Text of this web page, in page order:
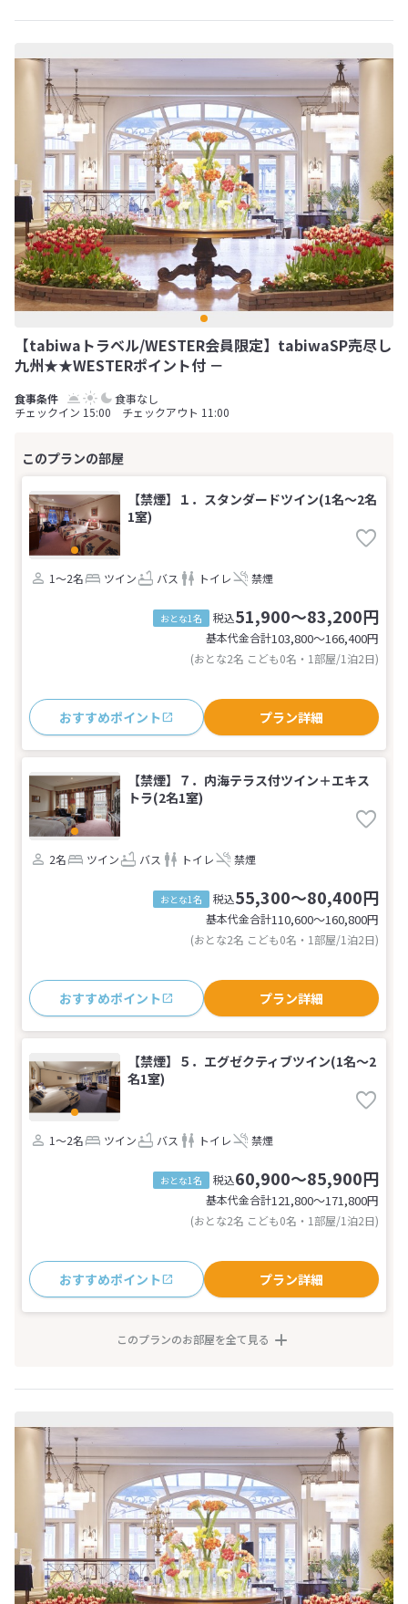
【tabiwaトラベル/WESTER会員限定】tabiwaSP売尽し
九州★★WESTERポイント付 －
食事なし
チェックイン 15:00 チェックアウト 11:00
【禁煙】１．スタンダードツイン(1名～2名
1室)
1～2名 ツイン バス トイレ 禁煙
おとな1名 税込51,900～83,200円
基本代金合計103,800〜166,400円
(おとな2名 こども0名・1部屋/1泊2日)
おすすめポイント プラン詳細
【禁煙】７．内海テラス付ツイン＋エキス
トラ(2名1室)
2名 ツイン バス トイレ 禁煙
おとな1名 税込55,300～80,400円
基本代金合計110,600〜160,800円
(おとな2名 こども0名・1部屋/1泊2日)
おすすめポイント プラン詳細
【禁煙】５．エグゼクティブツイン(1名～2
名1室)
1～2名 ツイン バス トイレ 禁煙
おとな1名 税込60,900～85,900円
基本代金合計121,800〜171,800円
(おとな2名 こども0名・1部屋/1泊2日)
おすすめポイント プラン詳細
このプランのお部屋を全て見る